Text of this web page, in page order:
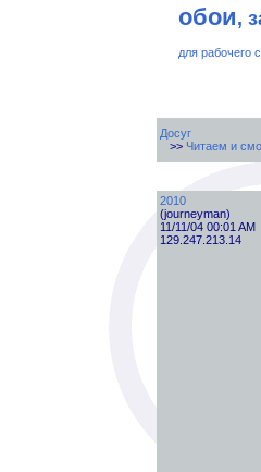
обои,
для рабочего
Досуг
>> Читаем и
2010
(journeyman)
11/11/04 00:01 AM
129.247.213.14